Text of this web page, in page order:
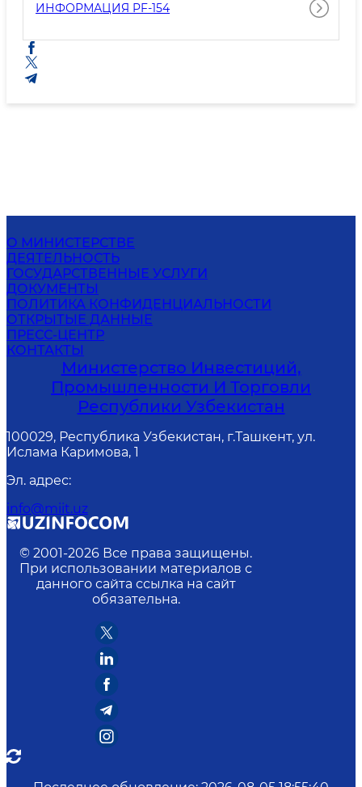
ИНФОРМАЦИЯ PF-154
О МИНИСТЕРСТВЕ
ДЕЯТЕЛЬНОСТЬ
ГОСУДАРСТВЕННЫЕ УСЛУГИ
ДОКУМЕНТЫ
ПОЛИТИКА КОНФИДЕНЦИАЛЬНОСТИ
ОТКРЫТЫЕ ДАННЫЕ
ПРЕСС-ЦЕНТР
КОНТАКТЫ
Министерство Инвестиций,
Промышленности И Торговли
Республики Узбекистан
100029, Республика Узбекистан, г.Ташкент, ул.
Ислама Каримова, 1
Эл. адрес:
info@miit.uz
© 2001-2026 Все права защищены.
При использовании материалов с
данного сайта ссылка на сайт
обязательна.